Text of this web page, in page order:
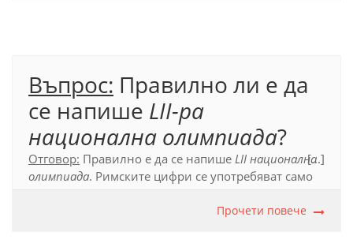
Въпрос: Правилно ли е да
се напише LII-ра
национална олимпиада?
Отговор: Правилно е да се напише LII национална
олимпиада. Римските цифри се употребяват само
необходимо след тях да се пишат късо тире и
[...]
Прочети повече